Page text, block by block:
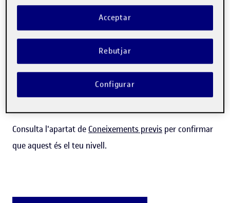
habilitat amb l'acompanyament de professorat expert i
format visual i videoreptes, amb els quals podràs posar
en pràctica els diferents aspectes clau d'aquesta habilitat.
Aquest curs s'orienta a millorar les
Consulta l'apartat de Coneixements previs per confirmar
que aquest és el teu nivell.
Rebutjar
Acceptar
Configurar